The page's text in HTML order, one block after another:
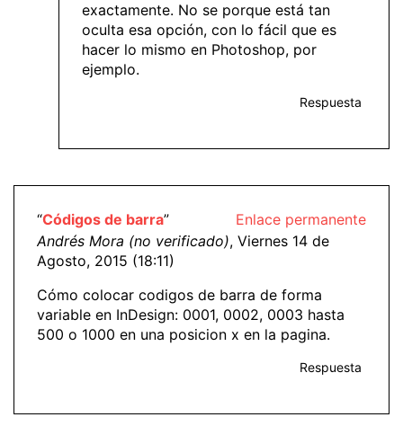
exactamente. No se porque está tan
oculta esa opción, con lo fácil que es
hacer lo mismo en Photoshop, por
ejemplo.
Respuesta
Enlace permanente
“Códigos de barra”
Andrés Mora (no verificado), Viernes 14 de
Agosto, 2015 (18:11)
Cómo colocar codigos de barra de forma
variable en InDesign: 0001, 0002, 0003 hasta
500 o 1000 en una posicion x en la pagina.
Respuesta